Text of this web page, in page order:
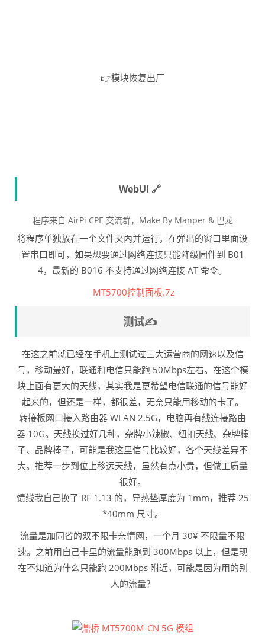
👉️模块恢复出厂
WebUI 🔗
程序来自 AirPi CPE 交流群，Make By Manper & 巴龙
将程序单独放在一个文件夹內并运行，在弹出的窗口里面设
置串口即可，如果想要通过网络连接只能降级固件到 B01
4，最新的 B016 不支持通过网络连接 AT 命令。
MT5700控制面板.7z
测试✍️
在这之前就已经在手机上测试过三大运营商的网速以及信
号，移动最好，联通和电信只能跑 50Mbps左右。在这个模
块上面有更大的天线，其实我是更希望电信联通的信号能好
起来的，但还是一样，都很差，无奈只能用移动的卡了。
转接板网口接入路由器 WLAN 2.5G，电脑再有线连接路由
器 10G。天线换过好几种，杂牌小辣椒、纽扣天线、杂牌棒
子、品牌棒子，可能是我这里信号比较好，各个天线差异不
大。推荐一步到位上移远天线，虽然有点小贵，但做工质量
很好。
馈线我自己换了 RF 1.13 的，导热垫厚度为 1mm，推荐 25
*40mm 尺寸。
流量是加同省的双不限卡亲情网，一个月 30¥ 不限量不限
速。之前用自己卡里的流量能跑到 300Mbps 以上，但是现
在不知道为什么只能跑 200Mbps 附近，可能是因为用的别
人的流量？